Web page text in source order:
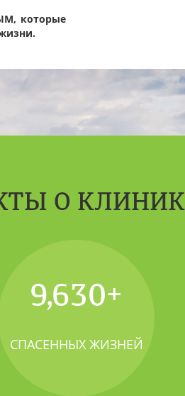
которые
О
10,000+
СПАСЕННЫХ ЖИЗНЕЙ